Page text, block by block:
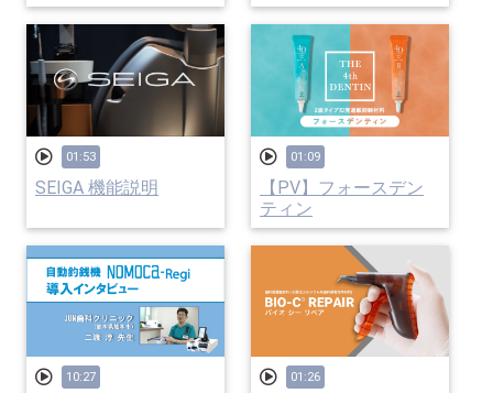
01:53
SEIGA 機能説明
01:09
【PV】フォースデン
ティン
10:27 01:26